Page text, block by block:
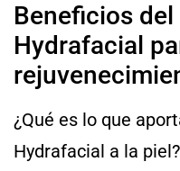
Beneficios
Hydrafacial
¿Qué es lo que
Hydrafacial a la piel?